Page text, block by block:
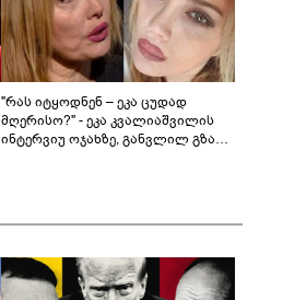
"რას იტყოდნენ – ეკა ცუდად
მღერისო?" - ეკა კვალიაშვილის
ინტერვიუ ოჯახზე, განვლილ გზასა